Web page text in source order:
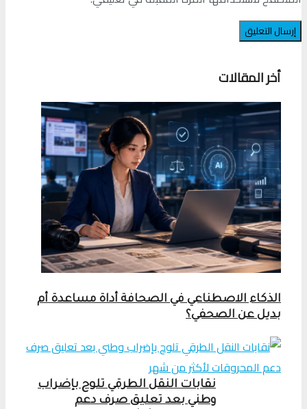
أخر المقالات
الذكاء الاصطناعي في الصحافة أداة مساعدة أم
بديل عن الصحفي؟
نقابات النقل الطرقي تلوح بإضراب
وطني بعد تعليق صرف دعم